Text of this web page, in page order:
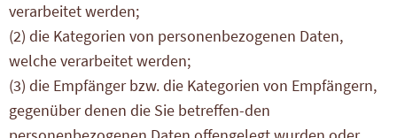
verarbeitet werden;
(2) die Kategorien von personenbezogenen Daten,
welche verarbeitet werden;
(3) die Empfänger bzw. die Kategorien von Empfängern,
gegenüber denen die Sie betreffen-den